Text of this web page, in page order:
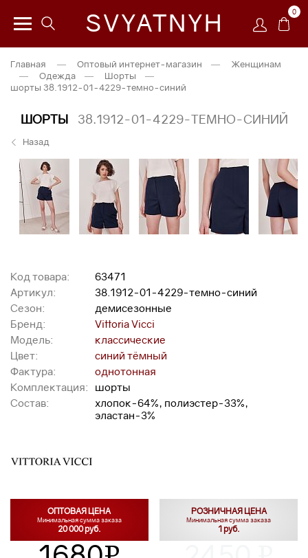
SVYATNYH 0
Главная — Оптовый интернет-магазин —
Женщинам
—
Одежда — Шорты
—
шорты 38.1912-01-4229-темно-синий
ШОРТЫ 38.1912-01-4229-ТЕМНО-СИНИЙ
Назад
Код товара:
63471
Артикул:
38.1912-01-4229-темно-синий
Сезон:
демисезонные
Бренд:
Vittoria Vicci
Модель:
классические
Цвет:
синий тёмный
Фактура:
однотонная
Комплектация:
шорты
Состав:
хлопок-64%, полиэстер-33%,
эластан-3%
ОПТОВАЯ ЦЕНА
Минимальная сумма заказа
20 000 руб.
РОЗНИЧНАЯ ЦЕНА
Минимальная сумма заказа
1 руб.